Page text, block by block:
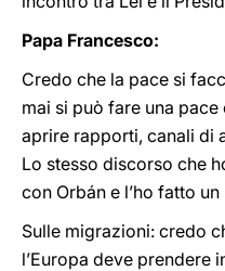
Papa Francesco:
Credo che la pace si
mai si può fare una
aprire rapporti, canali di
Lo stesso discorso che
con Orbán e l’ho fatto
Sulle migrazioni: credo
l’Europa deve prendere